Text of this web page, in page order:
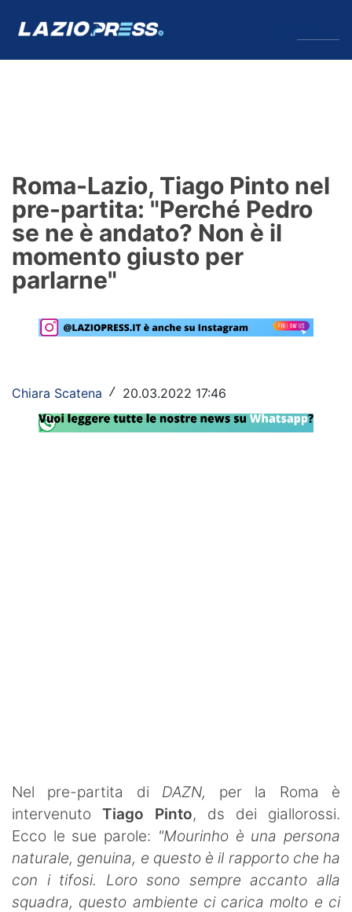
Formello
Infortuni
Primavera
Lazio Women
Social
Roma-Lazio, Tiago Pinto nel
pre-partita: "Perché Pedro
se ne è andato? Non è il
momento giusto per
parlarne"
Chiara Scatena / 20.03.2022 17:46
Nel pre-partita di DAZN, per la Roma è
intervenuto Tiago Pinto, ds dei giallorossi.
Ecco le sue parole: "Mourinho è una persona
naturale, genuina, e questo è il rapporto che ha
con i tifosi. Loro sono sempre accanto alla
squadra, questo ambiente ci carica molto e ci